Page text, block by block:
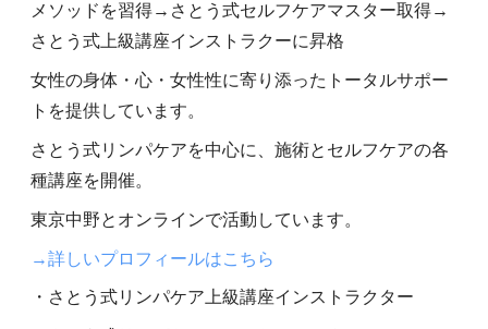
メソッドを習得→さとう式セルフケアマスター取得→
さとう式上級講座インストラクーに昇格
女性の身体・心・女性性に寄り添ったトータルサポー
トを提供しています。
さとう式リンパケアを中心に、施術とセルフケアの各
種講座を開催。
東京中野とオンラインで活動しています。
→詳しいプロフィールはこちら
・さとう式リンパケア上級講座インストラクター